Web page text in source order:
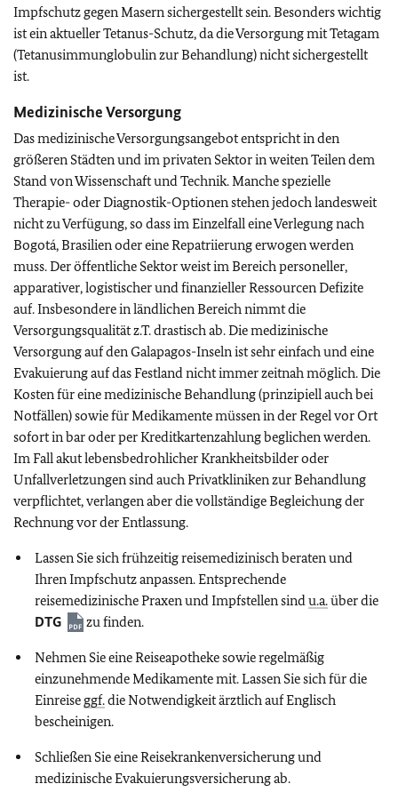
Impfschutz gegen Masern sichergestellt sein.Besonders wichtig
ist ein aktueller Tetanus-Schutz, da die Versorgung mit Tetagam
(Tetanusimmunglobulin zur Behandlung) nicht sichergestellt
ist.
Medizinische Versorgung
Das medizinische Versorgungsangebot entspricht in den
größeren Städten und im privaten Sektor in weiten Teilen dem
Stand von Wissenschaft und Technik. Manche spezielle
Therapie- oder Diagnostik-Optionen stehen jedoch landesweit
nicht zu Verfügung, so dass im Einzelfall eine Verlegung nach
Bogotá, Brasilien oder eine Repatriierung erwogen werden
muss. Der öffentliche Sektor weist im Bereich personeller,
apparativer, logistischer und finanzieller Ressourcen Defizite
auf. Insbesondere in ländlichen Bereich nimmt die
Versorgungsqualität z.T. drastisch ab. Die medizinische
Versorgung auf den Galapagos-Inseln ist sehr einfach und eine
Evakuierung auf das Festland nicht immer zeitnah möglich.Die
Kosten für eine medizinische Behandlung (prinzipiell auch bei
Notfällen) sowie für Medikamente müssen in der Regel vor Ort
sofort in bar oder per Kreditkartenzahlung beglichen werden.
Im Fall akut lebensbedrohlicher Krankheitsbilder oder
Unfallverletzungen sind auch Privatkliniken zur Behandlung
verpflichtet, verlangen aber die vollständige Begleichung der
Rechnung vor der Entlassung.
Lassen Sie sich frühzeitig reisemedizinisch beraten und
Ihren Impfschutz anpassen. Entsprechende
reisemedizinische Praxen und Impfstellen sindu.a.über die
DTG
zu finden.
Nehmen Sie eine Reiseapotheke sowie regelmäßig
einzunehmende Medikamente mit. Lassen Sie sich für die
Einreise ggf.die Notwendigkeit ärztlich auf Englisch
bescheinigen.
Schließen Sie eine Reisekrankenversicherung und
medizinische Evakuierungsversicherung ab.